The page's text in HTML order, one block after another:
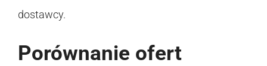
dostawcy.
Porównanie ofert